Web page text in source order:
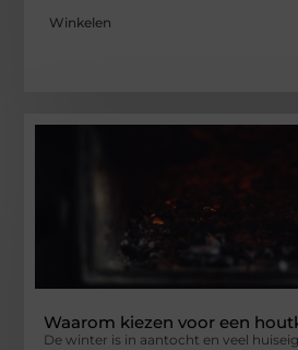
Winkelen
Waarom kiezen voor een
De winter is in aantocht en veel